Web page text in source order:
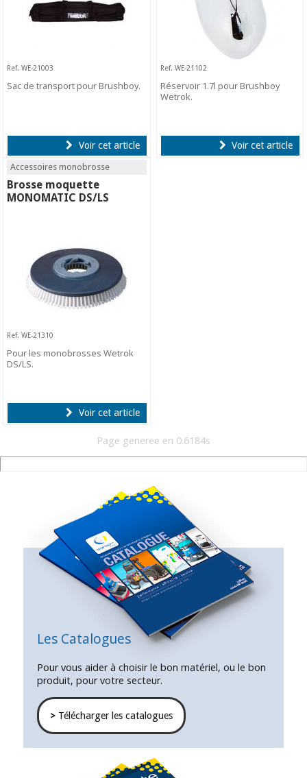
Ref. WE-21003
Sac de transport pour Brushboy.
Voir cet article
Ref. WE-21102
Réservoir 1.7l pour Brushboy
Wetrok.
Voir cet article
Accessoires monobrosse
Brosse moquette
MONOMATIC DS/LS
Ref. WE-21310
Pour les monobrosses Wetrok
DS/LS.
Voir cet article
Page generee en 0.6184s
Les Catalogues
Pour vous aider à choisir le bon matériel, ou le bon
produit, pour votre secteur.
>Télécharger les catalogues